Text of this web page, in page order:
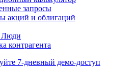
запросы
акций и облигаций
Люди
контрагента
7-дневный демо-доступ